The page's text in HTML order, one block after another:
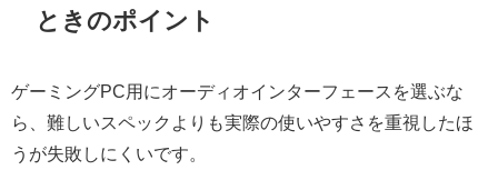
ときのポイント
ゲーミングPC用にオーディオインターフェースを選ぶな
ら、難しいスペックよりも実際の使いやすさを重視したほ
うが失敗しにくいです。